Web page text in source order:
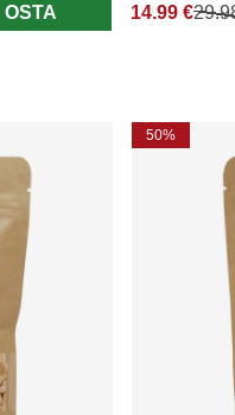
OSTA 14.99 €
Normaali
50%